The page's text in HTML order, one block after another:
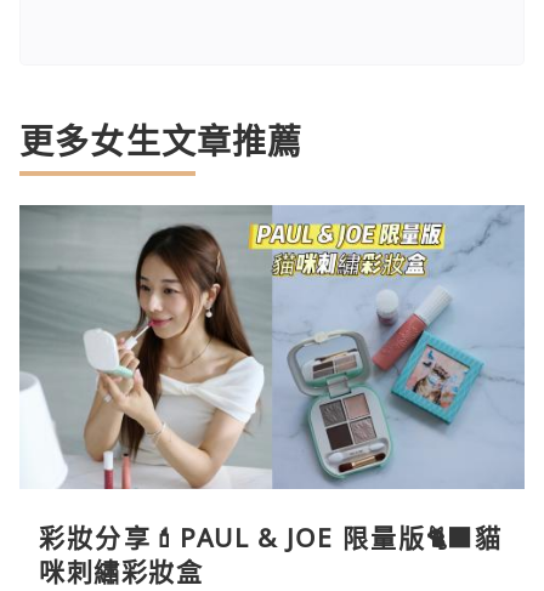
更多女生文章推薦
彩妝分享💄PAUL & JOE 限量版🐈‍⬛貓
咪刺繡彩妝盒